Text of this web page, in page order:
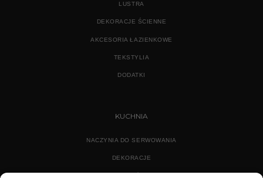
LUSTRA
DEKORACJE ŚCIENNE
AKCESORIA ŁAZIENKOWE
TEKSTYLIA
DODATKI
KUCHNIA
NACZYNIA DO SERWOWANIA
DEKORACJE